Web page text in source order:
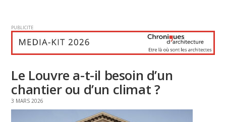
PUBLICITE
Le Louvre a-t-il besoin d’un
chantier ou d’un climat ?
3 MARS 2026